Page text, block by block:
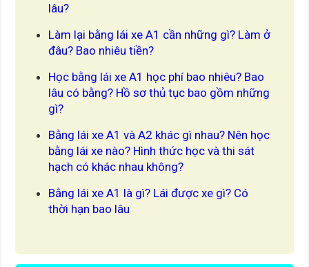
lâu?
Làm lại bằng lái xe A1 cần những gì? Làm ở
đâu? Bao nhiêu tiền?
Học bằng lái xe A1 học phí bao nhiêu? Bao
lâu có bằng? Hồ sơ thủ tục bao gồm những
gì?
Bằng lái xe A1 và A2 khác gì nhau? Nên học
bằng lái xe nào? Hình thức học và thi sát
hạch có khác nhau không?
Bằng lái xe A1 là gì? Lái được xe gì? Có
thời hạn bao lâu